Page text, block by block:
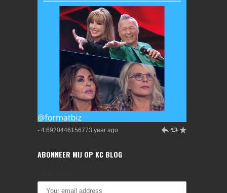
- 4.6920446156773 year ago h J R
ABONNEER MIJ OP KC BLOG